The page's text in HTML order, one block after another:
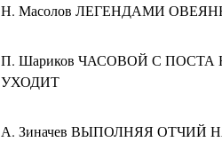
Н. Масолов ЛЕГЕНДАМИ
П. Шариков ЧАСОВОЙ С ПОСТА
УХОДИТ
А. Зиначев ВЫПОЛНЯЯ ОТЧИЙ